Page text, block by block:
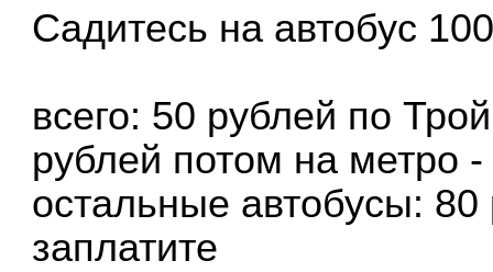
Садитесь на автобус
всего: 50 рублей по
рублей потом на метро
остальные автобусы:
заплатите